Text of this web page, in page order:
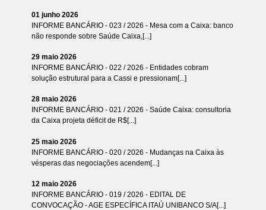
01 junho 2026
INFORME BANCÁRIO - 023 / 2026 - Mesa com a Caixa: banco
não responde sobre Saúde Caixa,[...]
29 maio 2026
INFORME BANCÁRIO - 022 / 2026 - Entidades cobram
solução estrutural para a Cassi e pressionam[...]
28 maio 2026
INFORME BANCÁRIO - 021 / 2026 - Saúde Caixa: consultoria
da Caixa projeta déficit de R$[...]
25 maio 2026
INFORME BANCÁRIO - 020 / 2026 - Mudanças na Caixa às
vésperas das negociações acendem[...]
12 maio 2026
INFORME BANCÁRIO - 019 / 2026 - EDITAL DE
CONVOCAÇÃO - AGE ESPECÍFICA ITAÚ UNIBANCO S/A[...]